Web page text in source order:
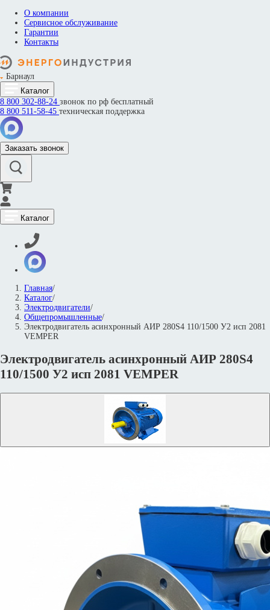
О компании
Сервисное обслуживание
Гарантии
Контакты
Барнаул
Каталог
8 800 302-88-24 звонок по рф бесплатный
8 800 511-58-45 техническая поддержка
Заказать звонок
Каталог
Главная/
Каталог/
Электродвигатели/
Общепромышленные/
Электродвигатель асинхронный АИР 280S4 110/1500 У2 исп 2081
VEMPER
Электродвигатель асинхронный АИР 280S4
110/1500 У2 исп 2081 VEMPER